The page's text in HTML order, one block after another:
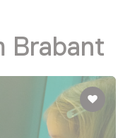
Brabant